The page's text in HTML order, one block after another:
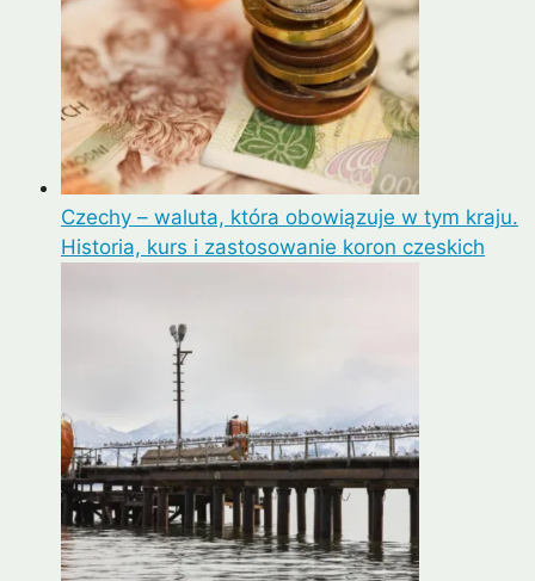
Czechy – waluta, która obowiązuje w tym kraju.
Historia, kurs i zastosowanie koron czeskich